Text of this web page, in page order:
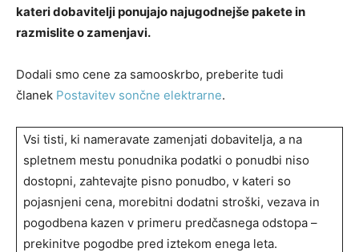
kateri dobavitelji ponujajo najugodnejše pakete in
razmislite o zamenjavi.
Dodali smo cene za samooskrbo, preberite tudi
članek Postavitev sončne elektrarne.
Vsi tisti, ki nameravate zamenjati dobavitelja, a na
spletnem mestu ponudnika podatki o ponudbi niso
dostopni, zahtevajte pisno ponudbo, v kateri so
pojasnjeni cena, morebitni dodatni stroški, vezava in
pogodbena kazen v primeru predčasnega odstopa –
prekinitve pogodbe pred iztekom enega leta.